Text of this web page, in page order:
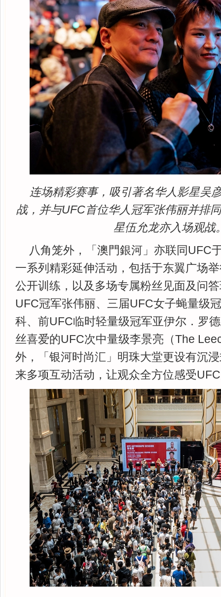
连场精彩赛事，吸引著名华人影星吴
战，并与UFC首位华人冠军张伟丽并排
星伍允龙亦入场观战
八角笼外，「澳門銀河」亦联同UFC
一系列精彩延伸活动，包括于东翼广场
公开训练，以及多场专属粉丝见面及问
UFC冠军张伟丽、三届UFC女子蝇量级
科、前UFC临时轻量级冠军亚伊尔．罗
丝喜爱的UFC次中量级李景亮（The
外，「银河时尚汇」明珠大堂更设有沉
来多项互动活动，让观众全方位感受